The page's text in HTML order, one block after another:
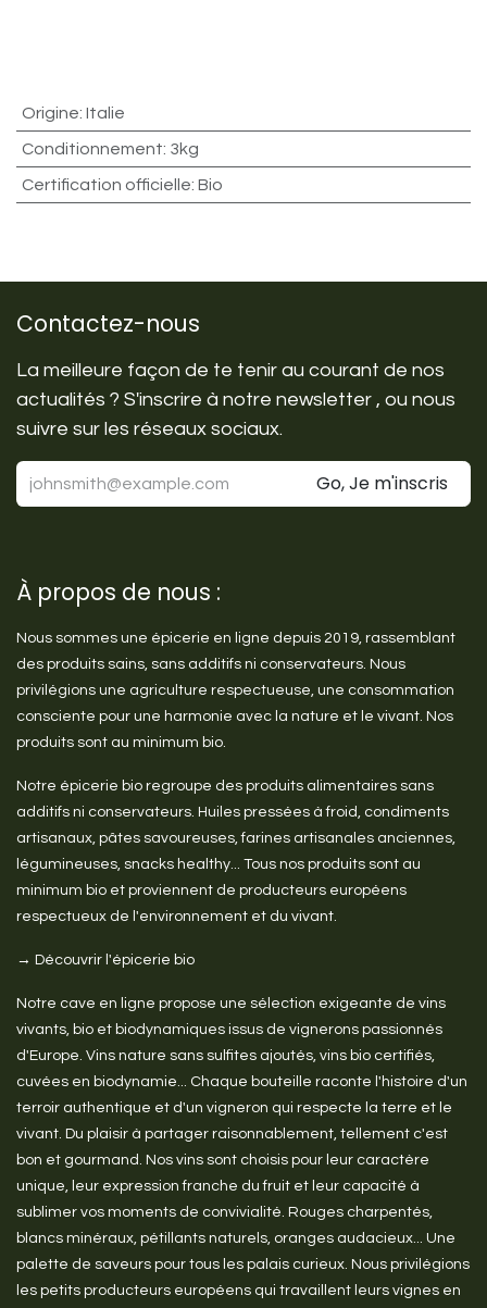
Origine: Italie
Conditionnement: 3kg
Certification officielle: Bio
Contactez-nous
La meilleure façon de te tenir au courant de nos
actualités ? S'inscrire à notre newsletter , ou nous
suivre sur les réseaux sociaux.
Go, Je m'inscris
À propos de nous :
Nous sommes une épicerie en ligne depuis 2019, rassemblant
des produits sains, sans additifs ni conservateurs. Nous
privilégions une agriculture respectueuse, une consommation
consciente pour une harmonie avec la nature et le vivant. Nos
produits sont au minimum bio.
Notre épicerie bio regroupe des produits alimentaires sans
additifs ni conservateurs. Huiles pressées à froid, condiments
artisanaux, pâtes savoureuses, farines artisanales anciennes,
légumineuses, snacks healthy... Tous nos produits sont au
minimum bio et proviennent de producteurs européens
respectueux de l'environnement et du vivant.
→ Découvrir l'épicerie bio
Notre cave en ligne propose une sélection exigeante de vins
vivants, bio et biodynamiques issus de vignerons passionnés
d'Europe. Vins nature sans sulfites ajoutés, vins bio certifiés,
cuvées en biodynamie... Chaque bouteille raconte l'histoire d'un
terroir authentique et d'un vigneron qui respecte la terre et le
vivant. Du plaisir à partager raisonnablement, tellement c'est
bon et gourmand. Nos vins sont choisis pour leur caractère
unique, leur expression franche du fruit et leur capacité à
sublimer vos moments de convivialité. Rouges charpentés,
blancs minéraux, pétillants naturels, oranges audacieux... Une
palette de saveurs pour tous les palais curieux. Nous privilégions
les petits producteurs européens qui travaillent leurs vignes en